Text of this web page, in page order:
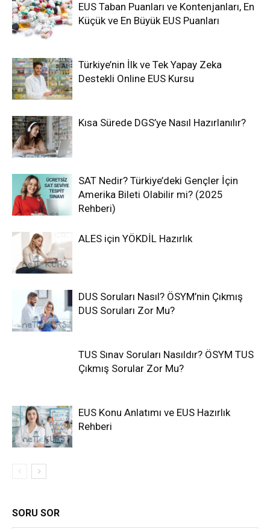
EUS Taban Puanları ve Kontenjanları, En
Küçük ve En Büyük EUS Puanları
Türkiye’nin İlk ve Tek Yapay Zeka
Destekli Online EUS Kursu
Kısa Sürede DGS’ye Nasıl Hazırlanılır?
SAT Nedir? Türkiye’deki Gençler İçin
Amerika Bileti Olabilir mi? (2025
Rehberi)
ALES için YÖKDİL Hazırlık
DUS Soruları Nasıl? ÖSYM’nin Çıkmış
DUS Soruları Zor Mu?
TUS Sınav Soruları Nasıldır? ÖSYM TUS
Çıkmış Sorular Zor Mu?
EUS Konu Anlatımı ve EUS Hazırlık
Rehberi
SORU SOR